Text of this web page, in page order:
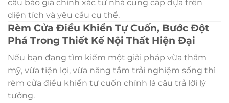
cầu báo giá chính xác từ nhà cung cấp dựa trên
diện tích và yêu cầu cụ thể.
Rèm Cửa Điều Khiển Tự Cuốn, Bước Đột
Phá Trong Thiết Kế Nội Thất Hiện Đại
Nếu bạn đang tìm kiếm một giải pháp vừa thẩm
mỹ, vừa tiện lợi, vừa nâng tầm trải nghiệm sống thì
rèm cửa điều khiển tự cuốn chính là câu trả lời lý
tưởng.